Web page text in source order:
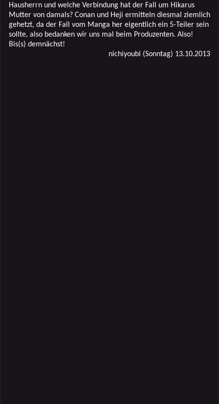
Hausherrn und welche Verbindung hat der Fall um Hikarus
Mutter von damals? Conan und Heji ermitteln diesmal ziemlich
gehetzt, da der Fall vom Manga her eigentlich ein 5-Teiler sein
sollte, also bedanken wir uns mal beim Produzenten. Also!
Bis(s) demnächst!
nichiyoubi (Sonntag) 13.10.2013